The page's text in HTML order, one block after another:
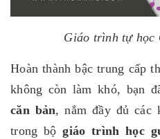
Giáo trình tự học
Hoàn thành bậc trung cấp
không còn làm khó, bạn
căn bản, nắm đầy đủ các
trong bộgiáo trình học